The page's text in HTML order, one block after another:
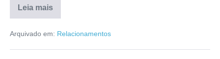
Leia mais
Meu
Rico
Funciona?
Arquivado em: Relacionamentos